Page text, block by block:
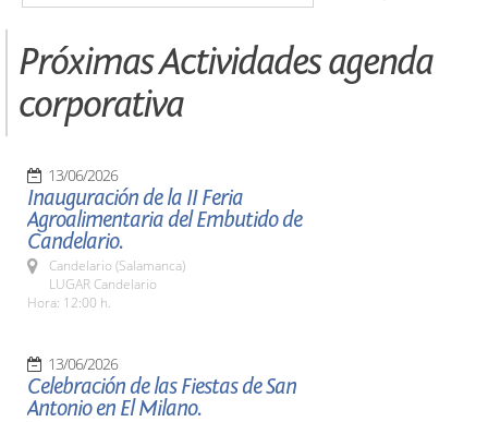
Próximas Actividades agenda
corporativa
13/06/2026
Inauguración de la II Feria
Agroalimentaria del Embutido de
Candelario.
Candelario (Salamanca)
LUGAR Candelario
Hora: 12:00 h.
13/06/2026
Celebración de las Fiestas de San
Antonio en El Milano.